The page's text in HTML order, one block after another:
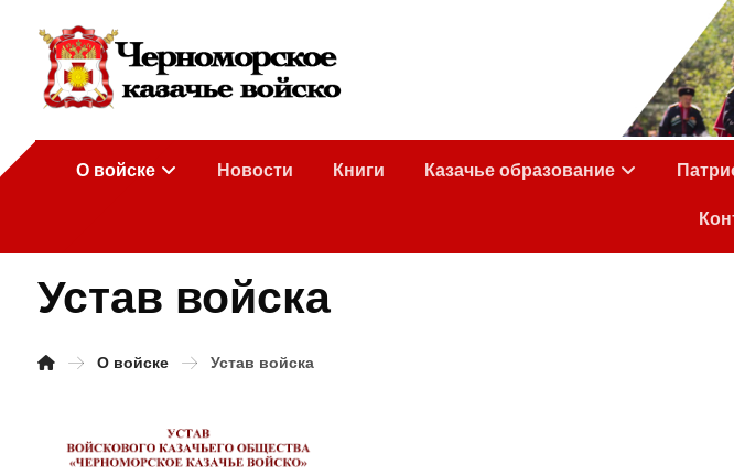
О войске Новости Книги Казачье образование
Устав войска
О войске Устав войска